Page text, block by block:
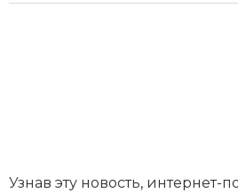
Узнав эту новость, интернет-